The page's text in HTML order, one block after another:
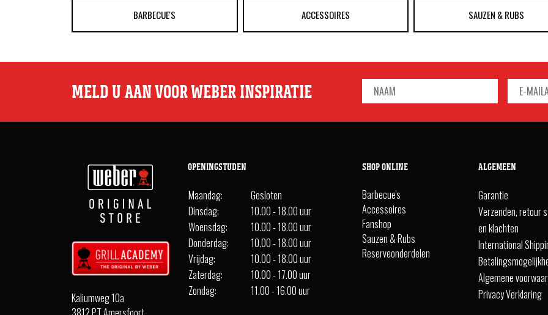
BARBECUE'S ACCESSOIRES SAUZEN & RUBS
MELD U AAN VOOR WEBER INSPIRATIE
Kaliumweg 10a
OPENINGSTIJDEN
Maandag:
Gesloten
Dinsdag:
10.00 - 18.00 uur
Woensdag:
10.00 - 18.00 uur
Donderdag:
10.00 - 18.00 uur
Vrijdag:
10.00 - 18.00 uur
Zaterdag:
10.00 - 17.00 uur
Zondag:
11.00 - 16.00 uur
SHOP ONLINE
Barbecue's
Accessoires
Fanshop
Sauzen & Rubs
Reserveonderdelen
ALGEMEEN
Garantie
Verzenden, retour
en klachten
International
Algemene
Privacy Verklaring